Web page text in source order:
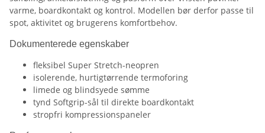
varme, boardkontakt og kontrol. Modellen bør derfor passe til
spot, aktivitet og brugerens komfortbehov.
Dokumenterede egenskaber
fleksibel Super Stretch-neopren
isolerende, hurtigtørrende termoforing
limede og blindsyede sømme
tynd Softgrip-sål til direkte boardkontakt
stropfri kompressionspaneler